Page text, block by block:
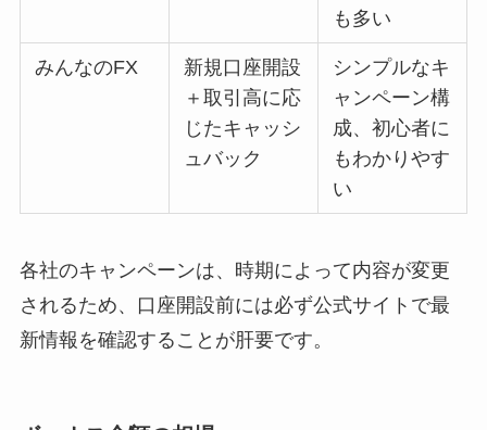
も多い
みんなのFX
新規口座開設
＋取引高に応
じたキャッシ
ュバック
シンプルなキ
ャンペーン構
成、初心者に
もわかりやす
い
各社のキャンペーンは、時期によって内容が変更
されるため、口座開設前には必ず公式サイトで最
新情報を確認することが肝要です。